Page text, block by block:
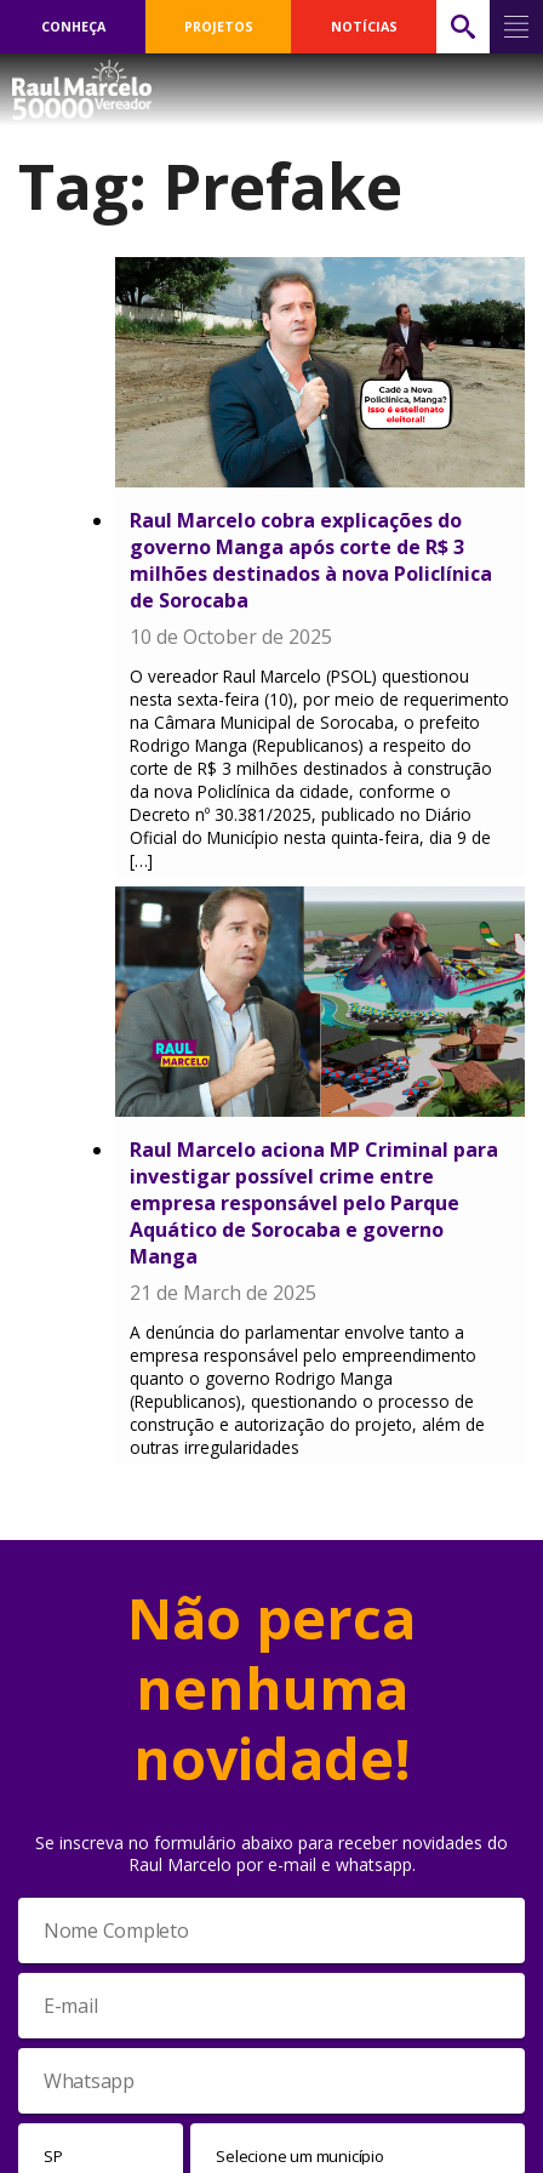
CONHEÇA PROJETOS NOTÍCIAS
Tag: Prefake
Raul Marcelo cobra explicações do
governo Manga após corte de R$ 3
milhões destinados à nova Policlínica
de Sorocaba
10 de October de 2025
O vereador Raul Marcelo (PSOL) questionou
nesta sexta-feira (10), por meio de requerimento
na Câmara Municipal de Sorocaba, o prefeito
Rodrigo Manga (Republicanos) a respeito do
corte de R$ 3 milhões destinados à construção
da nova Policlínica da cidade, conforme o
Decreto nº 30.381/2025, publicado no Diário
Oficial do Município nesta quinta-feira, dia 9 de
[…]
Raul Marcelo aciona MP Criminal para
investigar possível crime entre
empresa responsável pelo Parque
Aquático de Sorocaba e governo
Manga
21 de March de 2025
A denúncia do parlamentar envolve tanto a
empresa responsável pelo empreendimento
quanto o governo Rodrigo Manga
(Republicanos), questionando o processo de
construção e autorização do projeto, além de
outras irregularidades
Não perca
nenhuma
novidade!
Se inscreva no formulário abaixo para receber novidades do
Raul Marcelo por e-mail e whatsapp.